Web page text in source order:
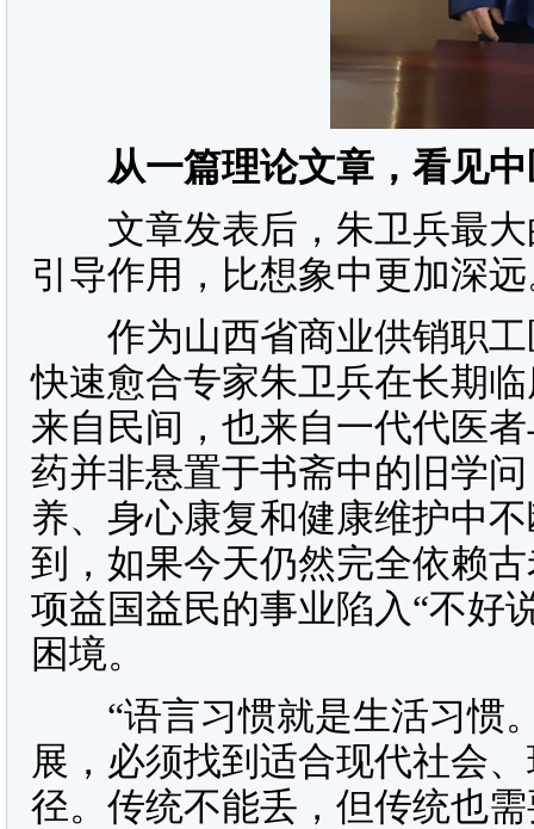
从一篇理论文章，看见中
文章发表后，朱卫兵最大
引导作用，比想象中更加深
作为山西省商业供销职工
快速愈合专家朱卫兵在长期
来自民间，也来自一代代医
药并非悬置于书斋中的旧学
养、身心康复和健康维护中
到，如果今天仍然完全依赖
项益国益民的事业陷入“不好
困境。
“语言习惯就是生活习惯。
展，必须找到适合现代社会
径。传统不能丢，但传统也